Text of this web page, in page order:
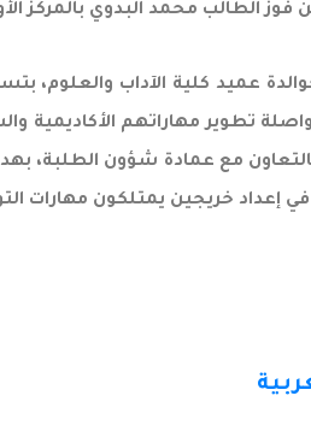
محمد البدوي بالمركز
عميد كلية الآداب والعلوم،
تطوير مهاراتهم الأكاديمية
مع عمادة شؤون الطلبة،
خريجين يمتلكون مهارات